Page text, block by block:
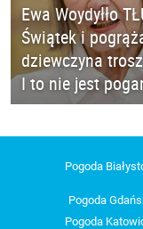
Ewa Woydyłło
Świątek i
dziewczyna
I to nie jest
Pogoda
Pogoda
Pogoda